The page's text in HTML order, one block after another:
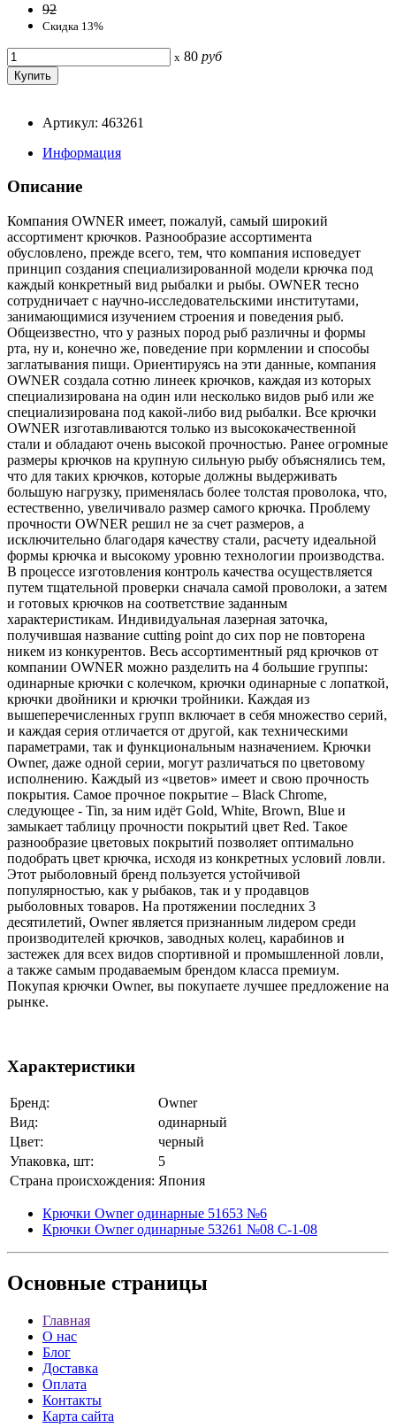
92
Скидка 13%
x 80 руб
Артикул: 463261
Информация
Описание
Компания OWNER имеет, пожалуй, самый широкий
ассортимент крючков. Разнообразие ассортимента
обусловлено, прежде всего, тем, что компания исповедует
принцип создания специализированной модели крючка под
каждый конкретный вид рыбалки и рыбы. OWNER тесно
сотрудничает с научно-исследовательскими институтами,
занимающимися изучением строения и поведения рыб.
Общеизвестно, что у разных пород рыб различны и формы
рта, ну и, конечно же, поведение при кормлении и способы
заглатывания пищи. Ориентируясь на эти данные, компания
OWNER создала сотню линеек крючков, каждая из которых
специализирована на один или несколько видов рыб или же
специализирована под какой-либо вид рыбалки. Все крючки
OWNER изготавливаются только из высококачественной
стали и обладают очень высокой прочностью. Ранее огромные
размеры крючков на крупную сильную рыбу объяснялись тем,
что для таких крючков, которые должны выдерживать
большую нагрузку, применялась более толстая проволока, что,
естественно, увеличивало размер самого крючка. Проблему
прочности OWNER решил не за счет размеров, а
исключительно благодаря качеству стали, расчету идеальной
формы крючка и высокому уровню технологии производства.
В процессе изготовления контроль качества осуществляется
путем тщательной проверки сначала самой проволоки, а затем
и готовых крючков на соответствие заданным
характеристикам. Индивидуальная лазерная заточка,
получившая название cutting point до сих пор не повторена
никем из конкурентов. Весь ассортиментный ряд крючков от
компании OWNER можно разделить на 4 большие группы:
одинарные крючки с колечком, крючки одинарные с лопаткой,
крючки двойники и крючки тройники. Каждая из
вышеперечисленных групп включает в себя множество серий,
и каждая серия отличается от другой, как техническими
параметрами, так и функциональным назначением. Крючки
Owner, даже одной серии, могут различаться по цветовому
исполнению. Каждый из «цветов» имеет и свою прочность
покрытия. Самое прочное покрытие – Black Chrome,
следующее - Tin, за ним идёт Gold, White, Brown, Blue и
замыкает таблицу прочности покрытий цвет Red. Такое
разнообразие цветовых покрытий позволяет оптимально
подобрать цвет крючка, исходя из конкретных условий ловли.
Этот рыболовный бренд пользуется устойчивой
популярностью, как у рыбаков, так и у продавцов
рыболовных товаров. На протяжении последних 3
десятилетий, Owner является признанным лидером среди
производителей крючков, заводных колец, карабинов и
застежек для всех видов спортивной и промышленной ловли,
а также самым продаваемым брендом класса премиум.
Покупая крючки Owner, вы покупаете лучшее предложение на
рынке.
Характеристики
Бренд:
Owner
Вид:
одинарный
Цвет:
черный
Упаковка, шт:
5
Страна происхождения: Япония
Крючки Owner одинарные 51653 №6
Крючки Owner одинарные 53261 №08 C-1-08
Основные страницы
Главная
О нас
Блог
Доставка
Оплата
Контакты
Карта сайта